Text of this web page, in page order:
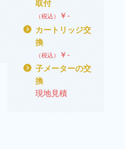
取付
（税込） ￥‐
カートリッジ交
換
（税込） ￥‐
子メーターの交
換
現地見積